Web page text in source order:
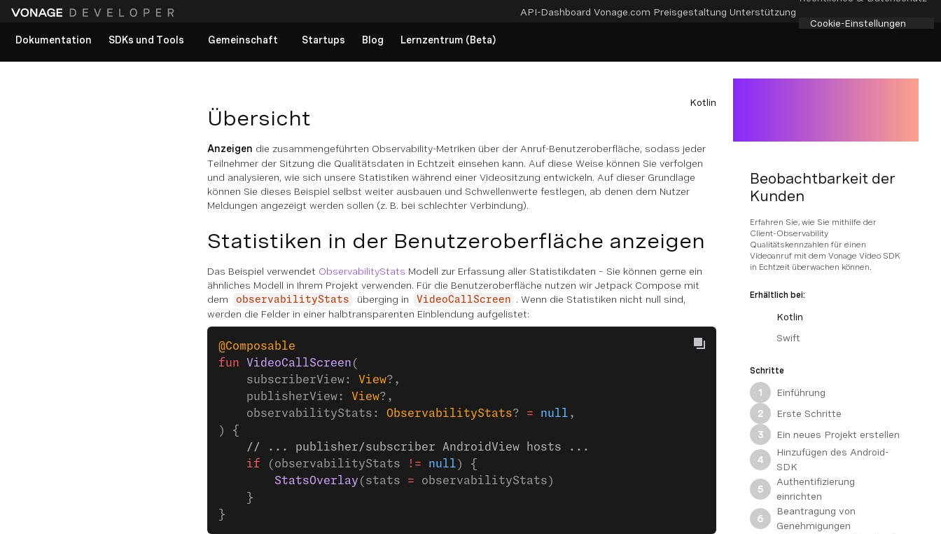
API-Dashboard Vonage.com Preisgestaltung Unterstützung
Cookie-Einstellungen
Dokumentation
SDKs und Tools Gemeinschaft Startups Blog Lernzentrum (Beta)
Kotlin
Übersicht
Anzeigen die zusammengeführten Observability-Metriken über der Anruf-Benutzeroberfläche, sodass jeder
Teilnehmer der Sitzung die Qualitätsdaten in Echtzeit einsehen kann. Auf diese Weise können Sie verfolgen
und analysieren, wie sich unsere Statistiken während einer Videositzung entwickeln. Auf dieser Grundlage
können Sie dieses Beispiel selbst weiter ausbauen und Schwellenwerte festlegen, ab denen dem Nutzer
Meldungen angezeigt werden sollen (z. B. bei schlechter Verbindung).
Statistiken in der Benutzeroberfläche anzeigen
Das Beispiel verwendet ObservabilityStats Modell zur Erfassung aller Statistikdaten – Sie können gerne ein
ähnliches Modell in Ihrem Projekt verwenden. Für die Benutzeroberfläche nutzen wir Jetpack Compose mit
dem
observabilityStats überging in VideoCallScreen
. Wenn die Statistiken nicht null sind,
werden die Felder in einer halbtransparenten Einblendung aufgelistet:
@Composable
fun VideoCallScreen (
    subscriberView:
View?,
    publisherView:
View?,
    observabilityStats:
ObservabilityStats? = null ,
) {
    // ... publisher/subscriber AndroidView hosts ...
    if
(observabilityStats != null ) {
        StatsOverlay
(stats = observabilityStats)
    }
}
Beobachtbarkeit der
Kunden
Erfahren Sie, wie Sie mithilfe der
Client-Observability
Qualitätskennzahlen für einen
Videoanruf mit dem Vonage Video SDK
in Echtzeit überwachen können.
Erhältlich bei:
Kotlin
Swift
Schritte
1
Einführung
2
Erste Schritte
3
Ein neues Projekt erstellen
4
Hinzufügen des Android-
SDK
5
Authentifizierung
einrichten
6
Beantragung von
Genehmigungen